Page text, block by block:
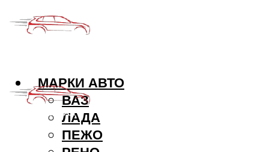
МАРКИ АВТО
ВАЗ
ЛАДА
ПЕЖО